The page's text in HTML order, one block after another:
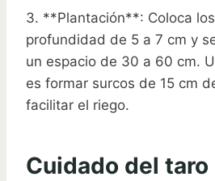
3. **Plantación**: Coloca
profundidad de 5 a 7 cm y
un espacio de 30 a 60 cm.
es formar surcos de 15 cm
facilitar el riego.
Cuidado del taro